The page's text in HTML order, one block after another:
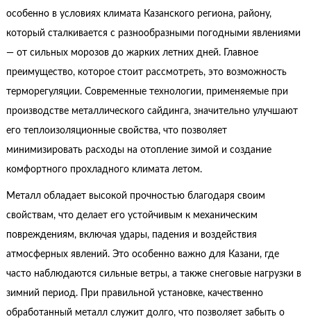
особенно в условиях климата Казанского региона, району,
который сталкивается с разнообразными погодными явлениями
— от сильных морозов до жарких летних дней. Главное
преимущество, которое стоит рассмотреть, это возможность
терморегуляции. Современные технологии, применяемые при
производстве металлического сайдинга, значительно улучшают
его теплоизоляционные свойства, что позволяет
минимизировать расходы на отопление зимой и создание
комфортного прохладного климата летом.
Металл обладает высокой прочностью благодаря своим
свойствам, что делает его устойчивым к механическим
повреждениям, включая удары, падения и воздействия
атмосферных явлений. Это особенно важно для Казани, где
часто наблюдаются сильные ветры, а также снеговые нагрузки в
зимний период. При правильной установке, качественно
обработанный металл служит долго, что позволяет забыть о